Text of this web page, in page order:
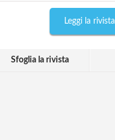
Leggi la rivista
Sfoglia la rivista